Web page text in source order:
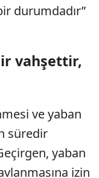
durumdadır”
vahşettir,
ve yaban
süredir
yaban
izin